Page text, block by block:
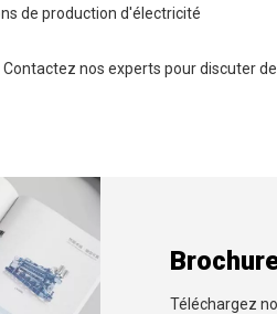
de production d'électricité
nos experts pour discuter
Téléchargez